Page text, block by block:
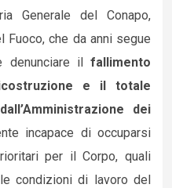
Generale del Conapo,
che da anni segue
denunciare il fallimento
e il totale
dei
incapace di occuparsi
per il Corpo, quali
condizioni di lavoro del